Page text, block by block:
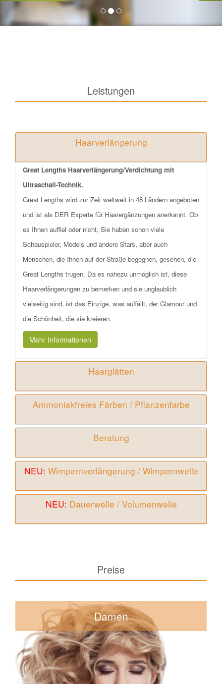
Leistungen
Haarverlängerung
Great Lengths Haarverlängerung/Verdichtung mit
Ultraschall-Technik.
Great Lengths wird zur Zeit weltweit in 48 Ländern angeboten
und ist als DER Experte für Haarergänzungen anerkannt. Ob
es Ihnen auffiel oder nicht, Sie haben schon viele
Schauspieler, Models und andere Stars, aber auch
Menschen, die Ihnen auf der Straße begegnen, gesehen, die
Great Lengths trugen. Da es nahezu unmöglich ist, diese
Haarverlängerungen zu bemerken und sie unglaublich
vielseitig sind, ist das Einzige, was auffällt, der Glamour und
die Schönheit, die sie kreieren.
Mehr Informationen
Haarglätten
Ammoniakfreies Färben / Pflanzenfarbe
Beratung
NEU:Wimpernverlängerung / Wimpernwelle
NEU: Dauerwelle / Volumenwelle
Preise
Damen
35€-48€
Waschen / Schneiden / Föhnen
55€-78€
Ansatzfarbe mit ammoniakfreier Farbe
ab 48€
Ammoniakfreie Tönung
38€-78€
Pflanzentönung (bei geringem Grauanteil)
38€-75€